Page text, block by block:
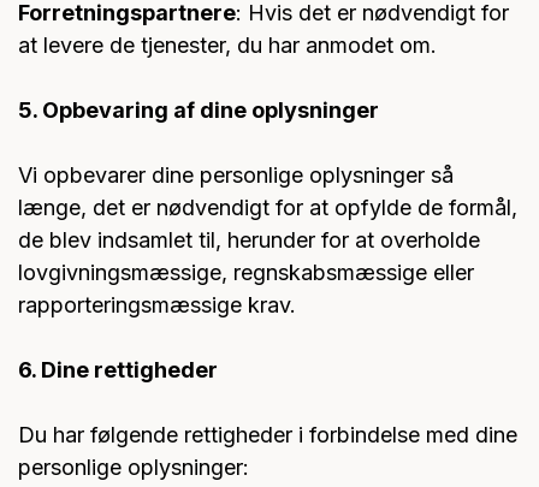
Forretningspartnere: Hvis det er nødvendigt for
at levere de tjenester, du har anmodet om.
5. Opbevaring af dine oplysninger
Vi opbevarer dine personlige oplysninger så
længe, det er nødvendigt for at opfylde de formål,
de blev indsamlet til, herunder for at overholde
lovgivningsmæssige, regnskabsmæssige eller
rapporteringsmæssige krav.
6. Dine rettigheder
Du har følgende rettigheder i forbindelse med dine
personlige oplysninger: